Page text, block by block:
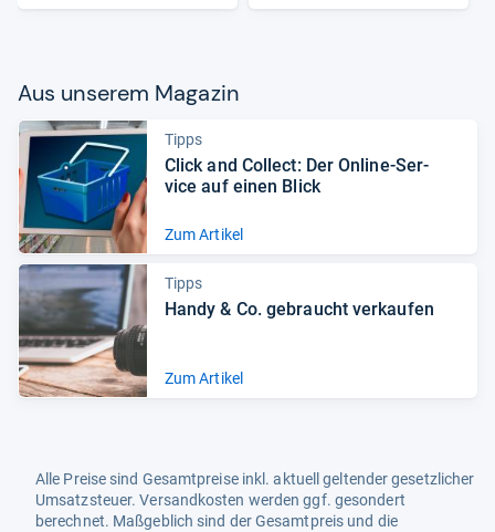
Aus unse­rem Maga­zin
Tipps
Click and Col­lect: Der Online-​Ser­
vice auf einen Blick
Zum Artikel
Tipps
Handy & Co. gebraucht ver­kau­fen
Zum Artikel
Alle Preise sind Gesamtpreise inkl. aktuell geltender gesetzlicher
Umsatzsteuer. Versandkosten werden ggf. gesondert
berechnet. Maßgeblich sind der Gesamtpreis und die